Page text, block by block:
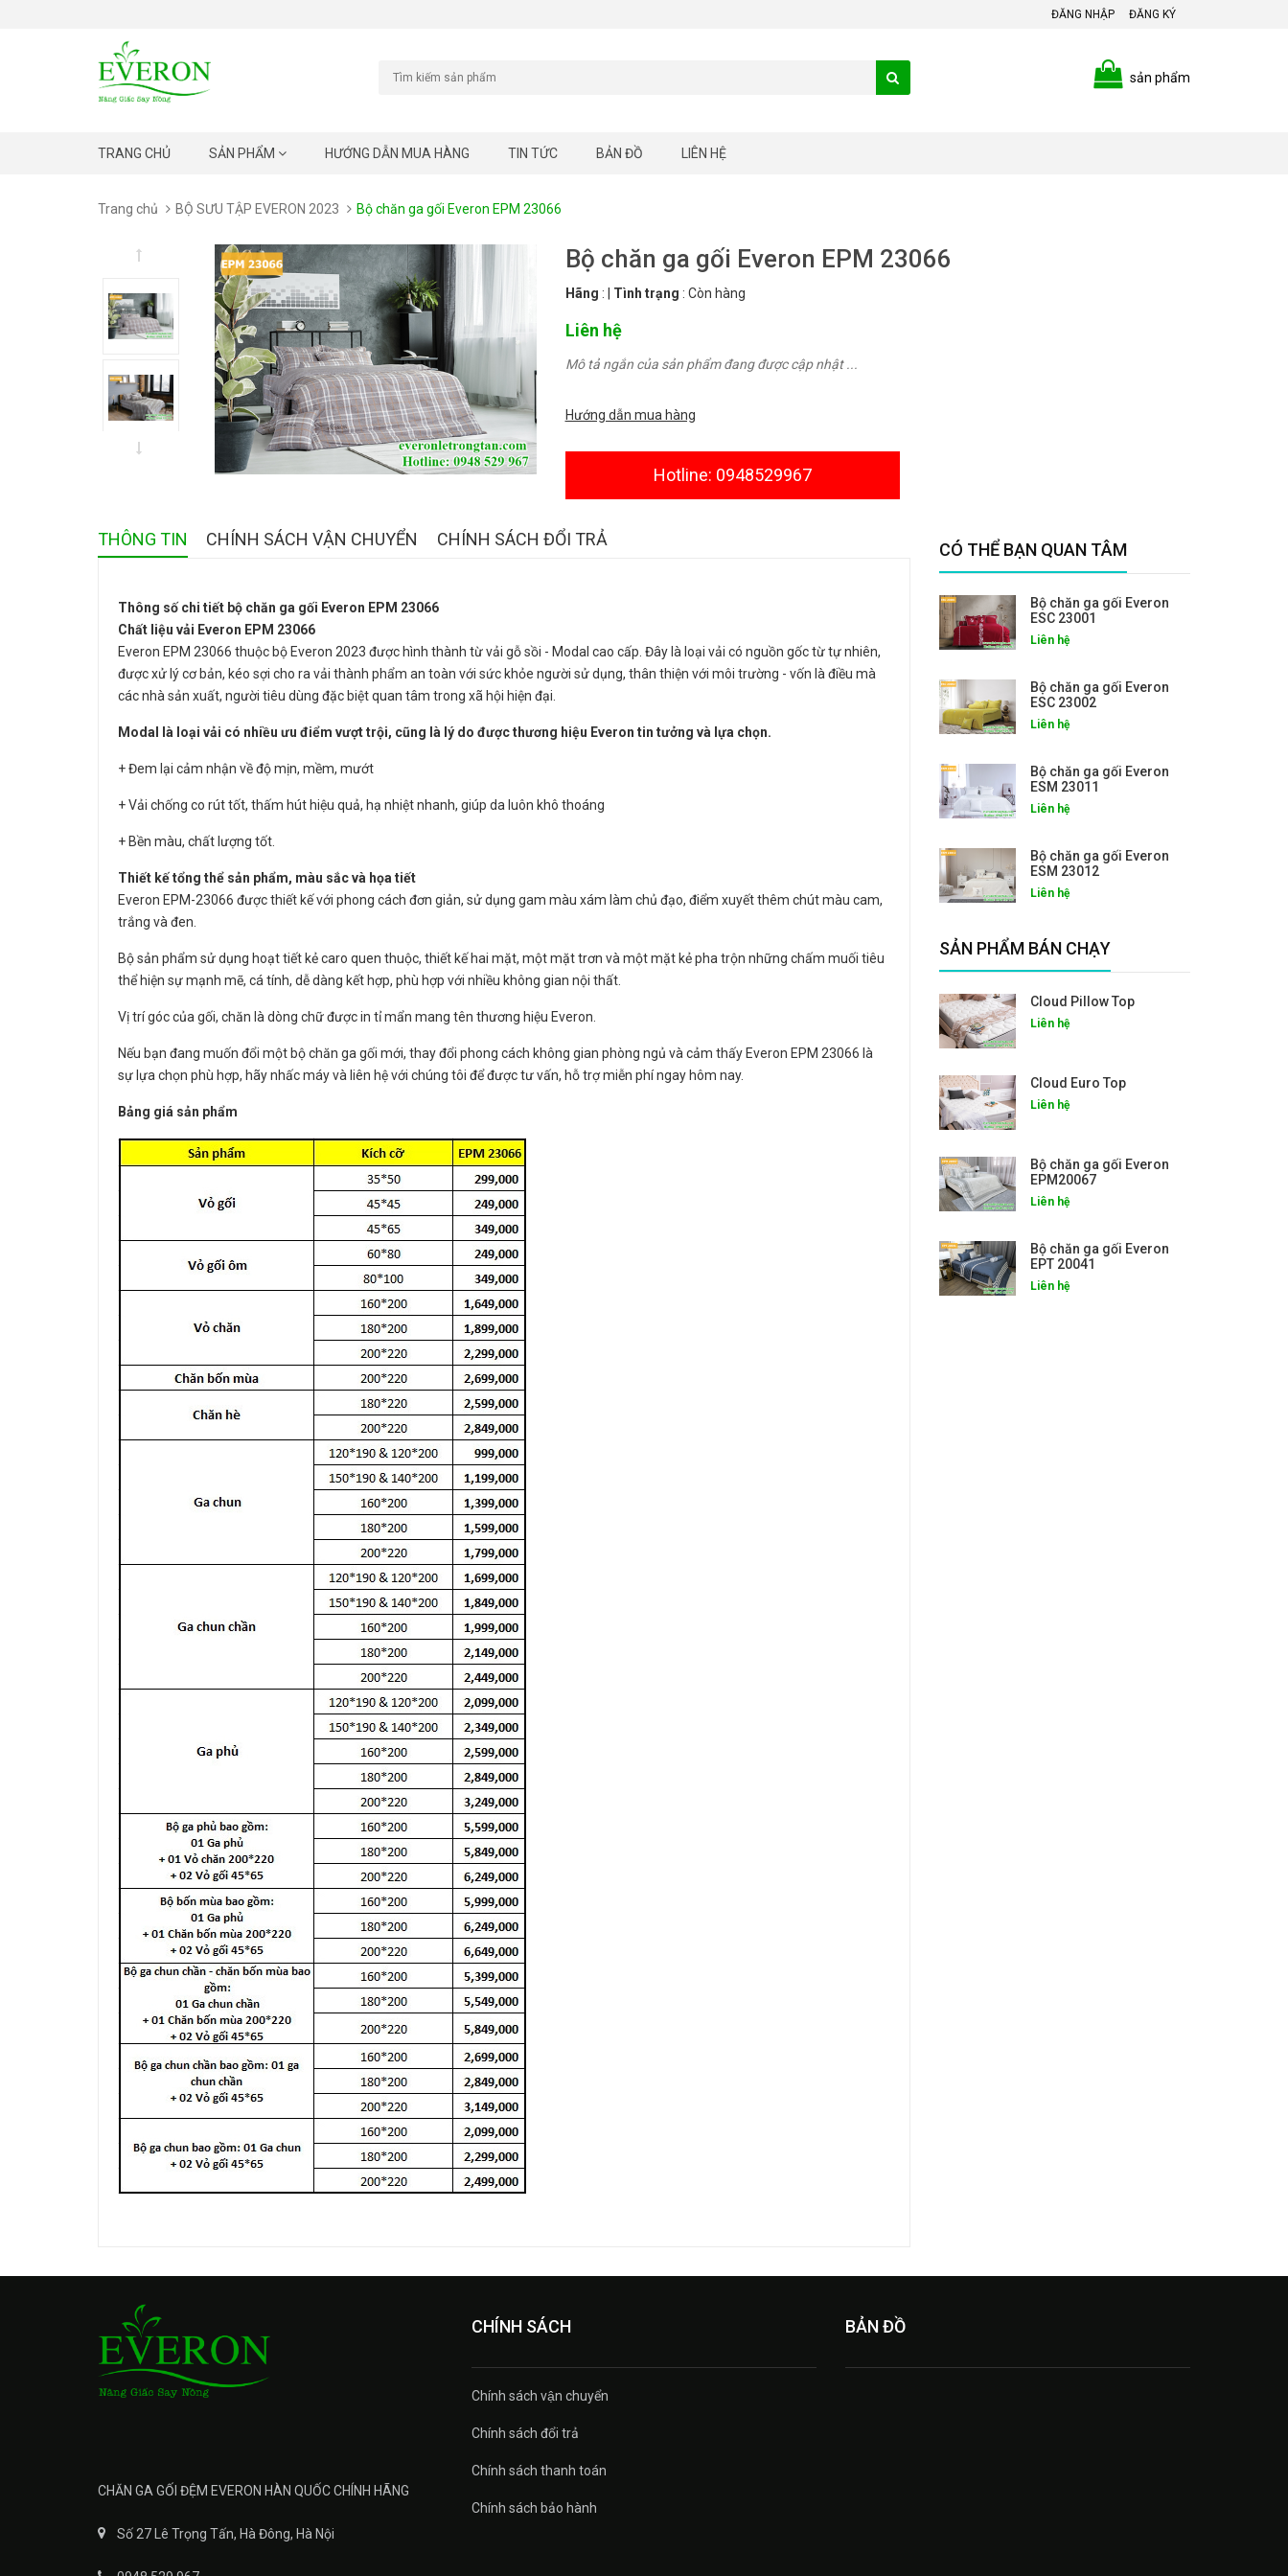
ĐĂNG NHẬP ĐĂNG KÝ
sản phẩm
TRANG CHỦ SẢN PHẨM HƯỚNG DẪN MUA HÀNG TIN TỨC BẢN ĐỒ LIÊN HỆ
Trang chủ BỘ SƯU TẬP EVERON 2023 Bộ chăn ga gối Everon EPM 23066
Bộ chăn ga gối Everon EPM 23066
Hãng : Tình trạng : Còn hàng
Liên hệ
Mô tả ngắn của sản phẩm đang được cập nhật ...
Hướng dẫn mua hàng
Hotline: 0948529967
THÔNG TIN CHÍNH SÁCH VẬN CHUYỂN CHÍNH SÁCH ĐỔI TRẢ
Thông số chi tiết bộ chăn ga gối Everon EPM 23066
Chất liệu vải Everon EPM 23066
Everon EPM 23066 thuộc bộ Everon 2023 được hình thành từ vải gỗ sồi - Modal cao cấp. Đây là loại vải có nguồn gốc từ tự nhiên,
được xử lý cơ bản, kéo sợi cho ra vải thành phẩm an toàn với sức khỏe người sử dụng, thân thiện với môi trường - vốn là điều mà
các nhà sản xuất, người tiêu dùng đặc biệt quan tâm trong xã hội hiện đại.
Modal là loại vải có nhiều ưu điểm vượt trội, cũng là lý do được thương hiệu Everon tin tưởng và lựa chọn.
+ Đem lại cảm nhận về độ mịn, mềm, mướt
+ Vải chống co rút tốt, thấm hút hiệu quả, hạ nhiệt nhanh, giúp da luôn khô thoáng
+ Bền màu, chất lượng tốt.
Thiết kế tổng thể sản phẩm, màu sắc và họa tiết
Everon EPM-23066 được thiết kế với phong cách đơn giản, sử dụng gam màu xám làm chủ đạo, điểm xuyết thêm chút màu cam,
trắng và đen.
Bộ sản phẩm sử dụng hoạt tiết kẻ caro quen thuộc, thiết kế hai mặt, một mặt trơn và một mặt kẻ pha trộn những chấm muối tiêu
thể hiện sự mạnh mẽ, cá tính, dễ dàng kết hợp, phù hợp với nhiều không gian nội thất.
Vị trí góc của gối, chăn là dòng chữ được in tỉ mẩn mang tên thương hiệu Everon.
Nếu bạn đang muốn đổi một bộ chăn ga gối mới, thay đổi phong cách không gian phòng ngủ và cảm thấy Everon EPM 23066 là
sự lựa chọn phù hợp, hãy nhấc máy và liên hệ với chúng tôi để được tư vấn, hỗ trợ miễn phí ngay hôm nay.
Bảng giá sản phẩm
CÓ THỂ BẠN QUAN TÂM
Bộ chăn ga gối Everon
ESC 23001
Liên hệ
Bộ chăn ga gối Everon
ESC 23002
Liên hệ
Bộ chăn ga gối Everon
ESM 23011
Liên hệ
Bộ chăn ga gối Everon
ESM 23012
Liên hệ
SẢN PHẨM BÁN CHẠY
Cloud Pillow Top
Liên hệ
Cloud Euro Top
Liên hệ
Bộ chăn ga gối Everon
EPM20067
Liên hệ
Bộ chăn ga gối Everon
EPT 20041
Liên hệ
CHĂN GA GỐI ĐỆM EVERON HÀN QUỐC CHÍNH HÃNG
Số 27 Lê Trọng Tấn, Hà Đông, Hà Nội
CHÍNH SÁCH
Chính sách vận chuyển
Chính sách đổi trả
Chính sách thanh toán
Chính sách bảo hành
BẢN ĐỒ